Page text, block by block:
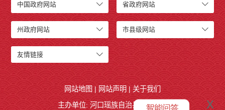
中国政府网站 省政府网站
州政府网站 市县级网站
友情链接
网站地图 | 网站声明 | 关于我们
主办单位: 河口瑶族自治县人民政府
x